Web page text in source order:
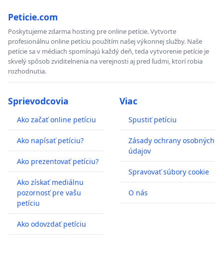
Peticie.com
Poskytujeme zdarma hosting pre online petície. Vytvorte
profesionálnu online petíciu použítím našej výkonnej služby. Naše
petície sa v médiach spomínajú každý deň, teda vytvorenie petície je
skvelý spôsob zviditelnenia na verejnosti aj pred ľudmi, ktorí robia
rozhodnutia.
Sprievodcovia
Ako začať online petíciu
Ako napísať petíciu?
Ako prezentovať petíciu?
Ako získať mediálnu
pozornosť pre vašu
petíciu
Ako odovzdať petíciu
Viac
Spustiť petíciu
Zásady ochrany osobných
údajov
Spravovať súbory cookie
O nás